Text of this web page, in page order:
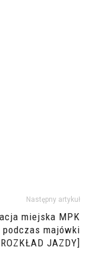
Następny artykuł
miejska MPK
podczas majówki
JAZDY]